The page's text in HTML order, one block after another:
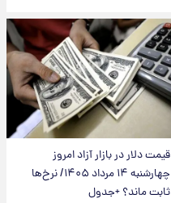
قیمت دلار در بازار آزاد امروز
چهارشنبه ۱۴ مرداد ۱۴۰۵/ نرخ‌ها
ثابت ماند؟ +جدول